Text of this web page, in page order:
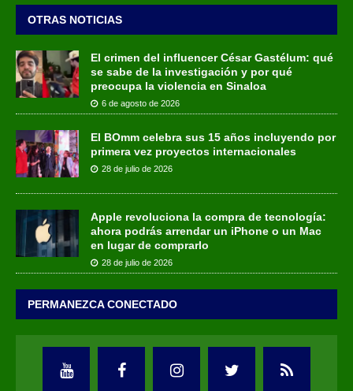
OTRAS NOTICIAS
El crimen del influencer César Gastélum: qué
se sabe de la investigación y por qué
preocupa la violencia en Sinaloa
6 de agosto de 2026
El BOmm celebra sus 15 años incluyendo por
primera vez proyectos internacionales
28 de julio de 2026
Apple revoluciona la compra de tecnología:
ahora podrás arrendar un iPhone o un Mac
en lugar de comprarlo
28 de julio de 2026
PERMANEZCA CONECTADO